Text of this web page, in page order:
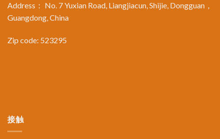
Address： No. 7 Yuxian Road, Liangjiacun, Shijie, Dongguan，
Guangdong, China
Zip code: 523295
接触